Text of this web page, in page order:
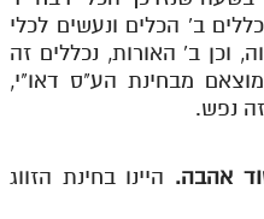
ב' הכלים ונעשים לכלי
וכן ב' האורות, נכללים זה
מבחינת הע"ס דאו"י,
נפש.
אהבה. היינו בחינת הזווג